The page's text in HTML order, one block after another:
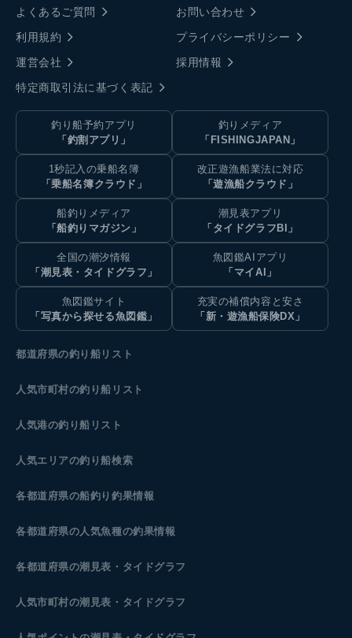
よくあるご質問
お問い合わせ
利用規約
プライバシーポリシー
運営会社
採用情報
特定商取引法に基づく表記
釣り船予約アプリ
「釣割アプリ」
釣りメディア
「FISHINGJAPAN」
1秒記入の乗船名簿
「乗船名簿クラウド」
改正遊漁船業法に対応
「遊漁船クラウド」
船釣りメディア
「船釣りマガジン」
潮見表アプリ
「タイドグラフBI」
全国の潮汐情報
「潮見表・タイドグラフ」
魚図鑑AIアプリ
「マイAI」
魚図鑑サイト
「写真から探せる魚図鑑」
充実の補償内容と安さ
「新・遊漁船保険DX」
都道府県の釣り船リスト
人気市町村の釣り船リスト
人気港の釣り船リスト
人気エリアの釣り船検索
各都道府県の船釣り釣果情報
各都道府県の人気魚種の釣果情報
各都道府県の潮見表 ・タイドグラフ
人気市町村の潮見表・タイドグラフ